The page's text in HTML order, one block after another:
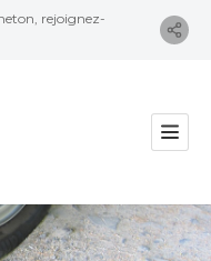
rejoignez-